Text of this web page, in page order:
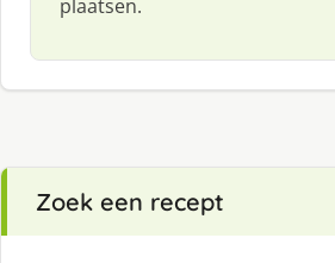
plaatsen.
Zoek een recept